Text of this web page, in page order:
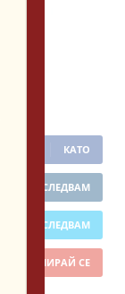
КАТО
ПОСЛЕДВАМ
ПОСЛЕДВАМ
АБОНИРАЙ СЕ